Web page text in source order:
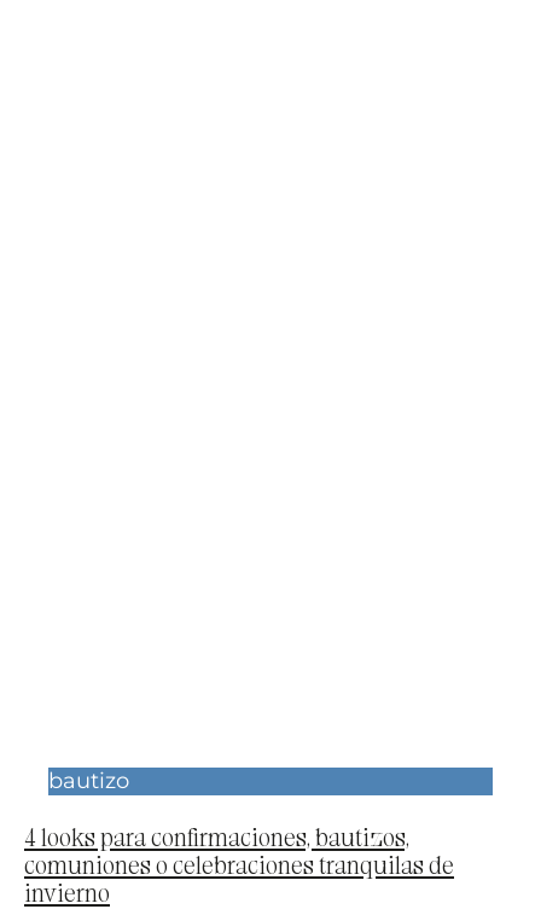
bautizo
4 looks para confirmaciones, bautizos,
comuniones o celebraciones tranquilas de
invierno